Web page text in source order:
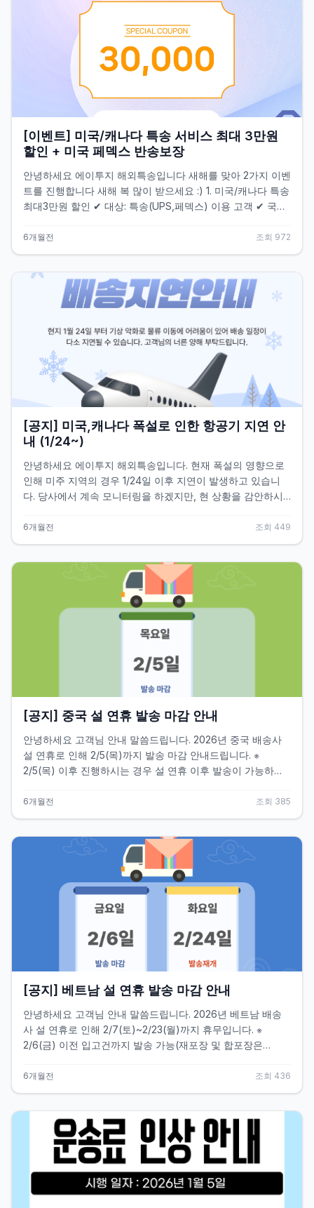
[이벤트] 미국/캐나다 특송 서비스 최대 3만원
할인 + 미국 페덱스 반송보장
안녕하세요 에이투지 해외특송입니다 새해를 맞아 2가지 이벤
트를 진행합니다 새해 복 많이 받으세요 :) 1. 미국/캐나다 특송
최대3만원 할인 ✔ 대상: 특송(UPS,페덱스) 이용 고객 ✔ 국가:
원 즉시할인 5-9.5kg : 5,000원 10-19.5kg : 10,000원 20-
29.5kg : 20,000원 30kg 초과 : 30,000원 2. 미국 특송 반송
UPS는 유료! ✔ 국가: 미국 ✔ 기한: ~3/31(화) 출고 분까지 ✔
내용: 1건 최대 30만원까지 반송료 무료 (단, 금지 품목 또는 에
6개월전 조회 972
[공지] 미국,캐나다 폭설로 인한 항공기 지연 안
내 (1/24~)
안녕하세요 에이투지 해외특송입니다. 현재 폭설의 영향으로
인해 미주 지역의 경우 1/24일 이후 지연이 발생하고 있습니
다. 당사에서 계속 모니터링을 하겠지만, 현 상황을 감안하시
니다. <현재 상황> 1. 1/24-26 주말 동안 폭설로 인한 항공기
취소 및 피크시즌 등의 영향으로 인해 인천공항에서 출항이 지
여편이 결항되는 등 폭설로 인한 피해가 속출하고 있는 상황입
1만4천편 결항&middot;최소 8명 사망,조선일보,
[https://biz.chosun.com/international/international_general/
utm_source=naver&utm_medium=original&utm_campaign=biz],
6개월전 조회 449
[공지] 중국 설 연휴 발송 마감 안내
안녕하세요 고객님 안내 말씀드립니다. 2026년 중국 배송사
설 연휴로 인해 2/5(목)까지 발송 마감 안내드립니다. ※
2/5(목) 이후 진행하시는 경우 설 연휴 이후 발송이 가능하신
6개월전 조회 385
[공지] 베트남 설 연휴 발송 마감 안내
안녕하세요 고객님 안내 말씀드립니다. 2026년 베트남 배송
사 설 연휴로 인해 2/7(토)~2/23(월)까지 휴무입니다. ※
2/6(금) 이전 입고건까지 발송 가능(재포장 및 합포장은
6개월전 조회 436